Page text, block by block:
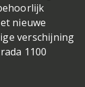
nieuwe
verschijning
1100